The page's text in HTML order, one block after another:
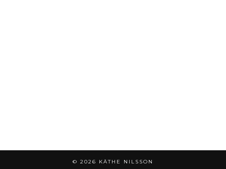
© 2026 KÄTHE NILSSON